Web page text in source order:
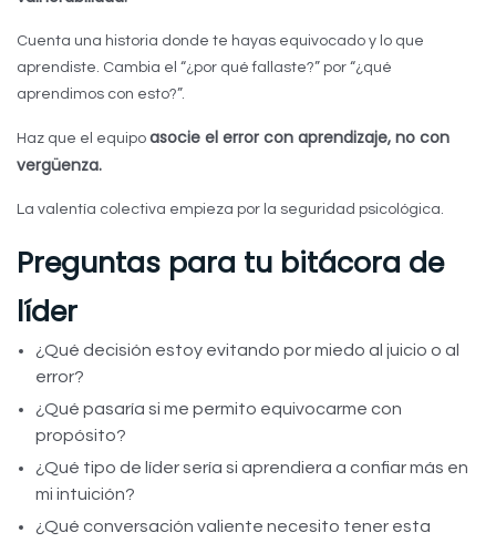
Cuenta una historia donde te hayas equivocado y lo que
aprendiste. Cambia el “¿por qué fallaste?” por “¿qué
aprendimos con esto?”.
Haz que el equipo asocie el error con aprendizaje, no con
vergüenza.
La valentía colectiva empieza por la seguridad psicológica.
Preguntas para tu bitácora de
líder
¿Qué decisión estoy evitando por miedo al juicio o al
error?
¿Qué pasaría si me permito equivocarme con
propósito?
¿Qué tipo de líder sería si aprendiera a confiar más en
mi intuición?
¿Qué conversación valiente necesito tener esta